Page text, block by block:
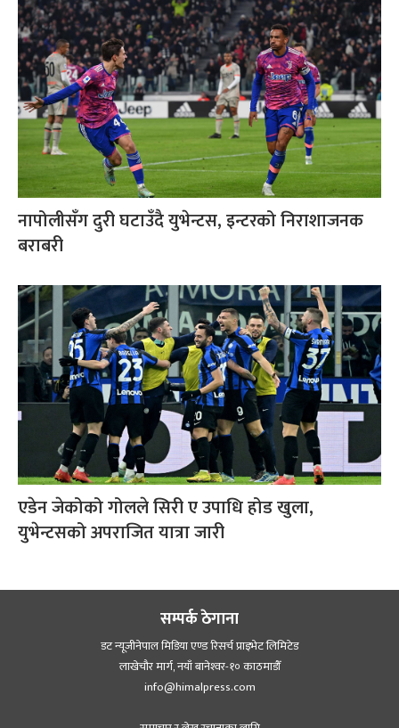
नापोलीसँग दुरी घटाउँदै युभेन्टस, इन्टरको निराशाजनक
बराबरी
एडेन जेकोको गोलले सिरी ए उपाधि होड खुला,
युभेन्टसको अपराजित यात्रा जारी
सम्पर्क ठेगाना
डट न्यूजीनेपाल मिडिया एण्ड रिसर्च प्राइभेट लिमिटेड
लाखेचौर मार्ग, नयाँ बानेश्‍वर-१० काठमाडौँ
info@himalpress.com